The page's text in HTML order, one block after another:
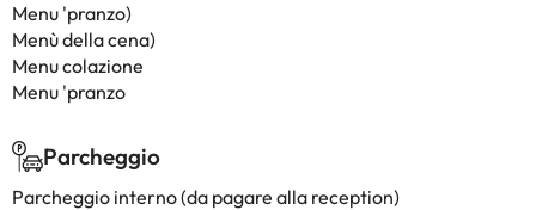
Menu 'pranzo)
Menù della cena)
Menu colazione
Menu 'pranzo
Parcheggio
Parcheggio interno (da pagare alla reception)